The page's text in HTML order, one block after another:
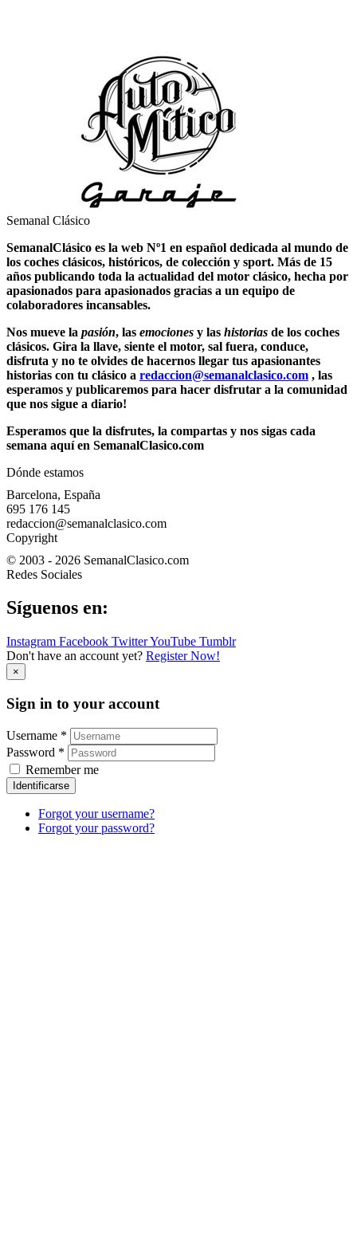
Semanal Clásico
SemanalClásico es la web Nº1 en español dedicada al mundo de
los coches clásicos, históricos, de colección y sport. Más de 15
años publicando toda la actualidad del motor clásico, hecha por
apasionados para apasionados gracias a un equipo de
colaboradores incansables.
Nos mueve la pasión, las emociones y las historias de los coches
clásicos. Gira la llave, siente el motor, sal fuera, conduce,
disfruta y no te olvides de hacernos llegar tus apasionantes
historias con tu clásico a redaccion@semanalclasico.com , las
esperamos y publicaremos para hacer disfrutar a la comunidad
que nos sigue a diario!
Esperamos que la disfrutes, la compartas y nos sigas cada
semana aquí en SemanalClasico.com
Dónde estamos
Barcelona, España
695 176 145
redaccion@semanalclasico.com
Copyright
© 2003 - 2026 SemanalClasico.com
Redes Sociales
Síguenos en:
Instagram Facebook TwitterYouTube Tumblr
Don't have an account yet? Register Now!
×
Sign in to your account
Username *
Password *
Remember me
Identificarse
Forgot your username?
Forgot your password?